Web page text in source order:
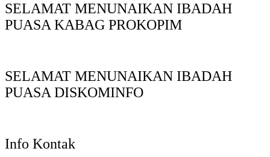
SELAMAT MENUNAIKAN IBADAH
PUASA KABAG PROKOPIM
SELAMAT MENUNAIKAN IBADAH
PUASA DISKOMINFO
Info Kontak